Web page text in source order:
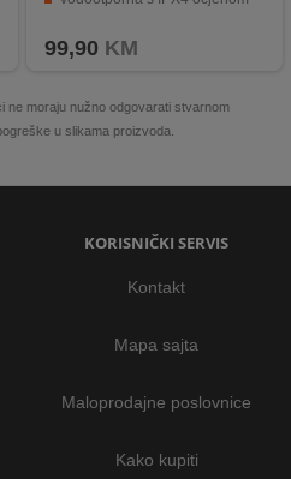
99,90 KM
ne moraju nužno odgovarati stvarnom
u slikama proizvoda.
KORISNIČKI SERVIS
Kontakt
Mapa sajta
Maloprodajne poslovnice
Kako kupiti